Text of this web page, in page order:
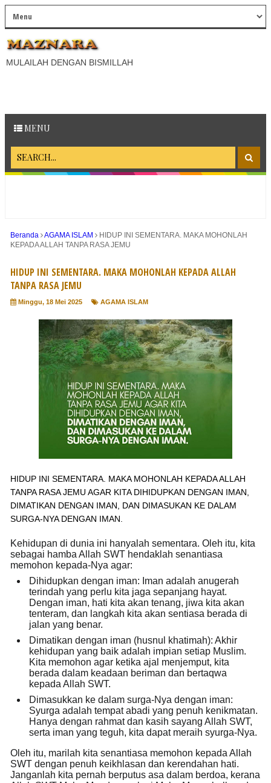
MULAILAH DENGAN BISMILLAH
MENU
Beranda AGAMA ISLAM
HIDUP INI SEMENTARA. ΜΑΚΑ MOHONLAH
KEPADA ALLAH TANPA RASA JEMU
HIDUP INI SEMENTARA. ΜΑΚΑ MOHONLAH KEPADA ALLAH
TANPA RASA JEMU
Minggu, 18 Mei 2025 AGAMA ISLAM
HIDUP INI SEMENTARA. ΜΑΚΑ MOHONLAH KEPADA ALLAH
TANPA RASA JEMU AGAR KITA DIHIDUPKAN DENGAN IMAN,
DIMATIKAN DENGAN IMAN, DAN DIMASUKAN KE DALAM
SURGA-NYA DENGAN IMAN.
Kehidupan di dunia ini hanyalah sementara. Oleh itu, kita
sebagai hamba Allah SWT hendaklah senantiasa
memohon kepada-Nya agar:
Dihidupkan dengan iman: Iman adalah anugerah
terindah yang perlu kita jaga sepanjang hayat.
Dengan iman, hati kita akan tenang, jiwa kita akan
tenteram, dan langkah kita akan sentiasa berada di
jalan yang benar.
Dimatikan dengan iman (husnul khatimah): Akhir
kehidupan yang baik adalah impian setiap Muslim.
Kita memohon agar ketika ajal menjemput, kita
berada dalam keadaan beriman dan bertaqwa
kepada Allah SWT.
Dimasukkan ke dalam surga-Nya dengan iman:
Syurga adalah tempat abadi yang penuh kenikmatan.
Hanya dengan rahmat dan kasih sayang Allah SWT,
serta iman yang teguh, kita dapat meraih syurga-Nya.
Oleh itu, marilah kita senantiasa memohon kepada Allah
SWT dengan penuh keikhlasan dan kerendahan hati.
Janganlah kita pernah berputus asa dalam berdoa, kerana